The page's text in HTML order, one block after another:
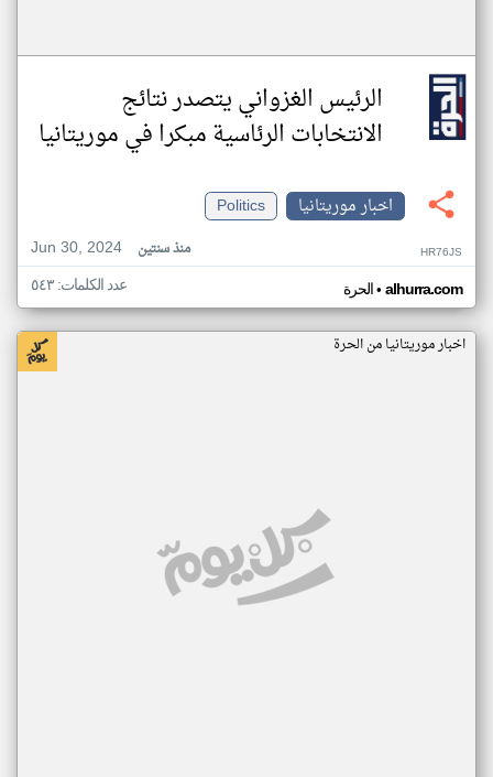
الرئيس الغزواني يتصدر نتائج
الانتخابات الرئاسية مبكرا في موريتانيا
اخبار موريتانيا
Politics
Jun 30, 2024
منذ سنتين HR76JS
الحرة• alhurra.com عدد الكلمات: ٥٤٣
اخبار موريتانيا من الحرة